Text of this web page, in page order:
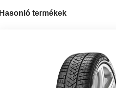
Hasonló termékek